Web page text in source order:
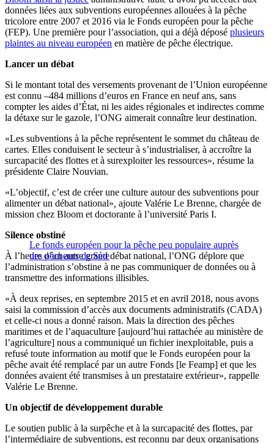
données liées aux subventions européennes allouées à la pêche
tricolore entre 2007 et 2016 via le Fonds européen pour la pêche
(FEP). Une première pour l’association, qui a déjà déposé plusieurs
plaintes au niveau européen en matière de pêche électrique.
Lancer un débat
Si le montant total des versements provenant de l’Union européenne
est connu –484 millions d’euros en France en neuf ans, sans
compter les aides d’État, ni les aides régionales et indirectes comme
la détaxe sur le gazole, l’ONG aimerait connaître leur destination.
«Les subventions à la pêche représentent le sommet du château de
cartes. Elles conduisent le secteur à s’industrialiser, à accroître la
surcapacité des flottes et à surexploiter les ressources», résume la
présidente Claire Nouvian.
«L’objectif, c’est de créer une culture autour des subventions pour
alimenter un débat national» ajoute Valérie Le Brenne, chargée de
mission chez Bloom et doctorante à l’université Paris I.
Le fonds européen pour la pêche peu populaire auprès
des pêcheurs de Sète
Silence obstiné
À l’heure d’un autre grand débat national, l’ONG déplore que
l’administration s’obstine à ne pas communiquer de données ou à
transmettre des informations illisibles.
«À deux reprises, en septembre 2015 et en avril 2018, nous avons
saisi la commission d’accès aux documents administratifs (CADA)
et celle-ci nous a donné raison. Mais la direction des pêches
maritimes et de l’aquaculture [aujourd’hui rattachée au ministère de
l’agriculture] nous a communiqué un fichier inexploitable, puis a
refusé toute information au motif que le Fonds européen pour la
pêche avait été remplacé par un autre Fonds [le Feamp] et que les
données avaient été transmises à un prestataire extérieur», rappelle
Valérie Le Brenne.
Un objectif de développement durable
Le soutien public à la surpêche et à la surcapacité des flottes, par
l’intermédiaire de subventions, est reconnu par deux organisations